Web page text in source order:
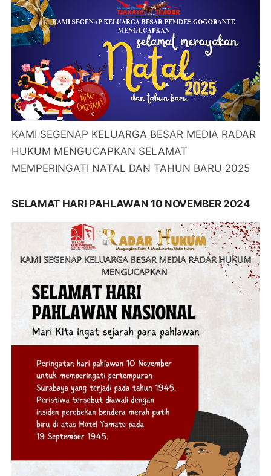
KAMI SEGENAP KELUARGA BESAR MEDIA RADAR
HUKUM MENGUCAPKAN SELAMAT
MEMPERINGATI NATAL DAN TAHUN BARU 2025
SELAMAT HARI PAHLAWAN 10 NOVEMBER 2024